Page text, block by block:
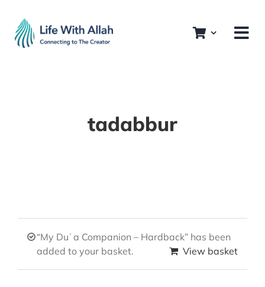
content
tadabbur
“My Duʿa Companion – Hardback” has been
added to your basket.
View basket